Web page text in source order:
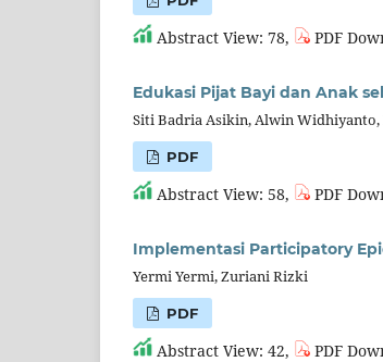
Abstract View: 78, PDF
Edukasi Pijat Bayi dan Anak
Siti Badria Asikin, Alwin Widhiyanto,
PDF
Abstract View: 58, PDF
Implementasi Participatory
Yermi Yermi, Zuriani Rizki
PDF
Abstract View: 42, PDF